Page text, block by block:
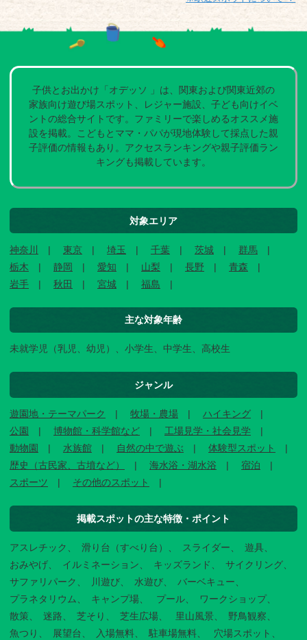
子供とお出かけ「オデッソ 」は、関東および関東近郊の
家族向け遊び場スポット、レジャー施設、子ども向けイベ
ントの総合サイトです。ファミリーで楽しめるオススメ施
設を掲載。こどもとママ・パパが現地体験して採点した親
子評価の情報もあり。アクセスランキングや親子評価ラン
キングも掲載しています。
対象エリア
神奈川 東京 埼玉 千葉 茨城
群馬
栃木
静岡 愛知 山梨 長野
青森
岩手
秋田 宮城 福島
主な対象年齢
未就学児（乳児、幼児）、小学生、中学生、高校生
ジャンル
遊園地・テーマパーク 牧場・農場
ハイキング
公園
博物館・科学館など
工場見学・社会見学
動物園
水族館 自然の中で遊ぶ
体験型スポット
歴史（古民家、古墳など）
海水浴・湖水浴
宿泊
スポーツ
その他のスポット
掲載スポットの主な特徴・ポイント
アスレチック 滑り台（すべり台） スライダー
遊具
おみやげ
イルミネーション キッズランド
サイクリング
サファリパーク
川遊び 水遊び
バーベキュー
プラネタリウム
キャンプ場 プール
ワークショップ
散策
迷路 芝そり 芝生広場 里山風景
野鳥観察
魚つり
展望台 入場無料 駐車場無料 穴場スポット